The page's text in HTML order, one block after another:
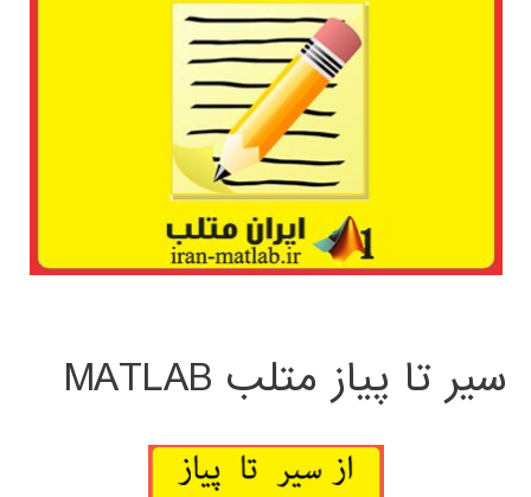
سیر تا پیاز متلب MATLAB